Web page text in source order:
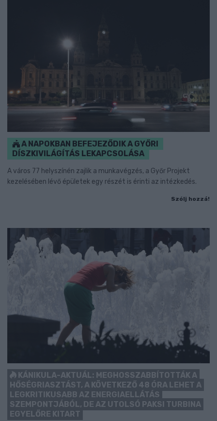
A NAPOKBAN BEFEJEZŐDIK A GYŐRI
DÍSZKIVILÁGÍTÁS LEKAPCSOLÁSA
A város 77 helyszínén zajlik a munkavégzés, a Győr Projekt
kezelésében lévő épületek egy részét is érinti az intézkedés.
Szólj hozzá!
KÁNIKULA-AKTUÁL: MEGHOSSZABBÍTOTTÁK A
HŐSÉGRIASZTÁST, A KÖVETKEZŐ 48 ÓRA LEHET A
LEGKRITIKUSABB AZ ENERGIAELLÁTÁS
SZEMPONTJÁBÓL, DE AZ UTOLSÓ PAKSI TURBINA
EGYELŐRE KITART